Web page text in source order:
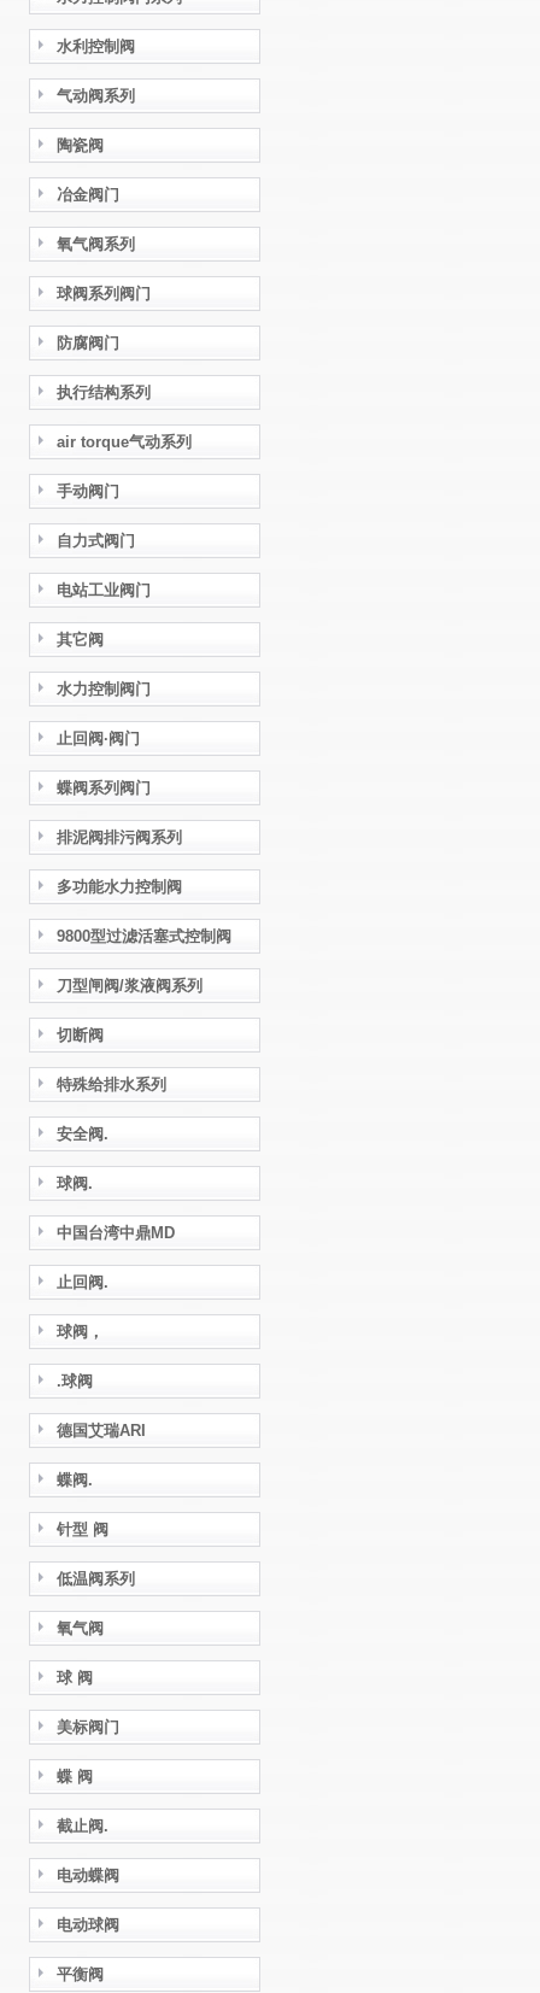
水利控制阀
气动阀系列
陶瓷阀
冶金阀门
氧气阀系列
球阀系列阀门
防腐阀门
执行结构系列
air torque气动系列
手动阀门
自力式阀门
电站工业阀门
其它阀
水力控制阀门
止回阀·阀门
蝶阀系列阀门
排泥阀排污阀系列
多功能水力控制阀
9800型过滤活塞式控制阀
刀型闸阀/浆液阀系列
切断阀
特殊给排水系列
安全阀.
球阀.
中国台湾中鼎MD
止回阀.
球阀，
.球阀
德国艾瑞ARI
蝶阀.
针型 阀
低温阀系列
氧气阀
球 阀
美标阀门
蝶 阀
截止阀.
电动蝶阀
电动球阀
平衡阀